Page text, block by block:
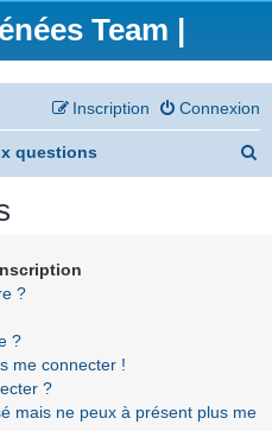
Team |
Connexion
Inscription
questions
?
?
me connecter !
?
mais ne peux à présent plus me